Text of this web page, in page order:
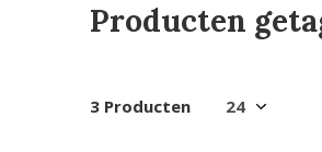
Producten
3 Producten